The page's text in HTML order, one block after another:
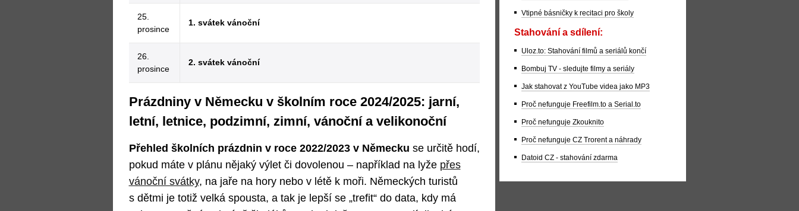
25.
prosince
1. svátek vánoční
26.
prosince
2. svátek vánoční
Prázdniny v Německu v školním roce 2024/2025: jarní,
letní, letnice, podzimní, zimní, vánoční a velikonoční
Přehled školních prázdnin v roce 2022/2023 v Německu se určitě hodí,
pokud máte v plánu nějaký výlet či dovolenou – například na lyže přes
vánoční svátky, na jaře na hory nebo v létě k moři. Německých turistů
s dětmi je totiž velká spousta, a tak je lepší se „trefit“ do data, kdy má
Vtipné básničky k recitaci pro školy
Stahování a sdílení:
Uloz.to: Stahování filmů a seriálů končí
Bombuj TV - sledujte filmy a seriály
Jak stahovat z YouTube videa jako MP3
Proč nefunguje Freefilm.to a Serial.to
Proč nefunguje Zkouknito
Proč nefunguje CZ Trorent a náhrady
Datoid CZ - stahování zdarma